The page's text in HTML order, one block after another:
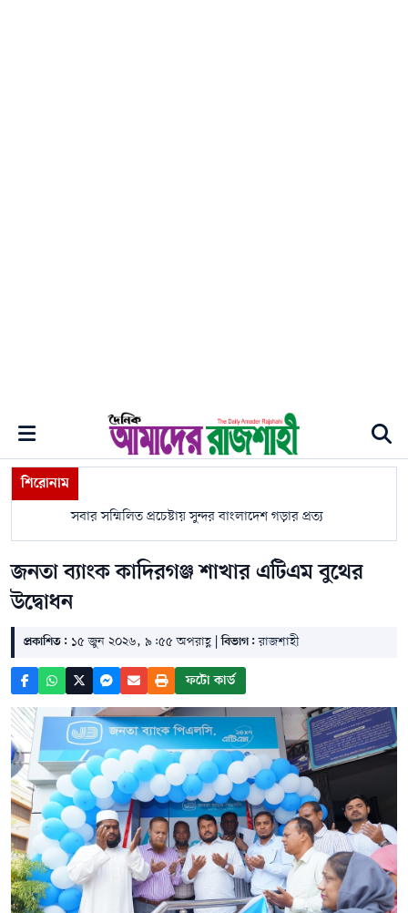
শিরোনাম
সবার সম্মিলিত প্রচেষ্টায় সুন্দর বাংলাদেশ গড়ার প্রত্যয় প্রধানমন্ত্রীর
জনতা ব্যাংক কাদিরগঞ্জ শাখার এটিএম বুথের
উদ্বোধন
প্রকাশিত: ১৫ জুন ২০২৬, ৯:৫৫ অপরাহ্ণ |বিভাগ: রাজশাহী
ফটো কার্ড